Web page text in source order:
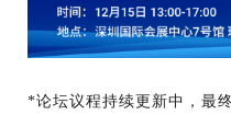
*论坛议程持续更新中，最